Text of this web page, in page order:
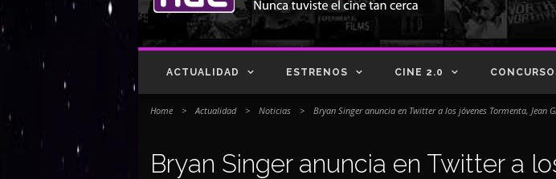
ACTUALIDAD ESTRENOS CINE 2.0
Home > Actualidad > Noticias > Bryan Singer anuncia en Twitter a los jóvenes Tormenta, Jean
Bryan Singer anuncia en Twitter a